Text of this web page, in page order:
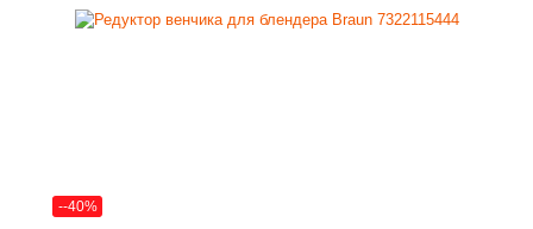
--40%